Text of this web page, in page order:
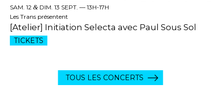
SAM. 12 & DIM. 13 SEPT. — 13H-17H
Les Trans présentent
[Atelier] Initiation Selecta avec Paul Sous Sol
TICKETS
TOUS LES CONCERTS